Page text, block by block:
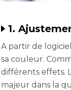
1.
A partir de
sa couleur.
différents effets.
majeur dans la